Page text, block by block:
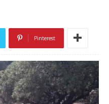
Pinterest